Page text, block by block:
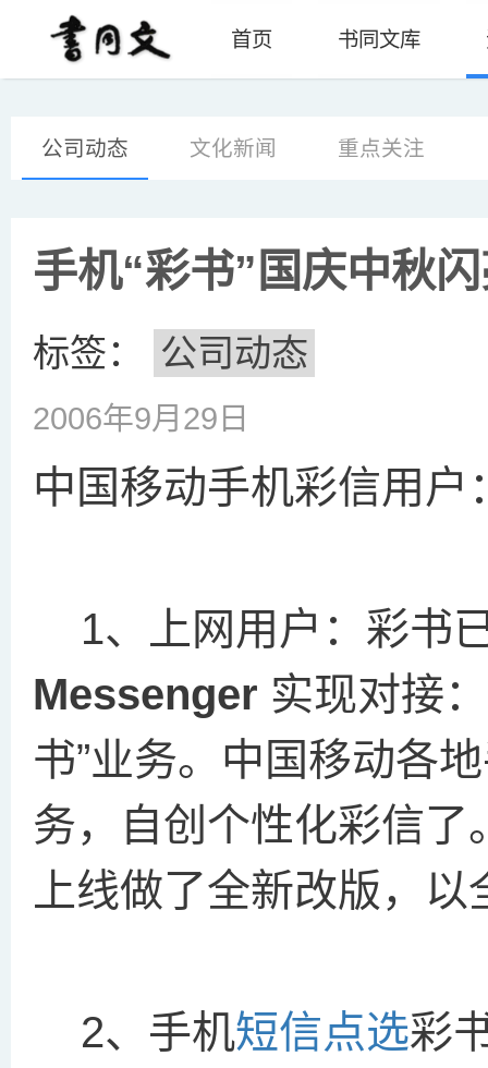
首页 书同文库
公司动态 文化新闻 重点关注
手机“彩书”国庆中秋
标签： 公司动态
2006年9月29日
中国移动手机彩信用户
1、上网用户：彩书
Messenger 实现对接
书”业务。中国移动各
务，自创个性化彩信了
上线做了全新改版，
2、手机短信点选彩